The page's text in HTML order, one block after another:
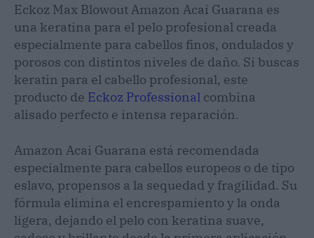
Eckoz Max Blowout Amazon Acai Guarana es
una keratina para el pelo profesional creada
especialmente para cabellos finos, ondulados y
porosos con distintos niveles de daño. Si buscas
keratin para el cabello profesional, este
producto de Eckoz Professional combina
alisado perfecto e intensa reparación.
Amazon Acai Guarana está recomendada
especialmente para cabellos europeos o de tipo
eslavo, propensos a la sequedad y fragilidad. Su
fórmula elimina el encrespamiento y la onda
ligera, dejando el pelo con keratina suave,